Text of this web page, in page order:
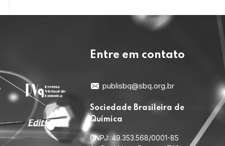
Entre em contato
publisbq@sbq.org.br
Sociedade Brasileira de
Química
CNPJ: 49.353.568/0001-85